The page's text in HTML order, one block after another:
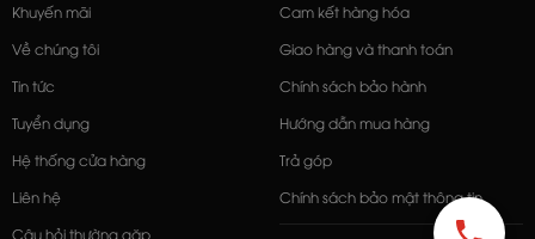
Khuyến mãi
Về chúng tôi
Tin tức
Tuyển dụng
Hệ thống cửa hàng
Liên hệ
Cam kết hàng hóa
Giao hàng và thanh toán
Chính sách bảo hành
Hướng dẫn mua hàng
Trả góp
Chính sách bảo mật thông tin